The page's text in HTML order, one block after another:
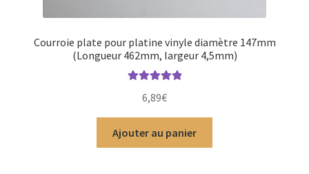
Courroie plate pour platine vinyle diamètre 147mm
(Longueur 462mm, largeur 4,5mm)
6,89€
Ajouter au panier